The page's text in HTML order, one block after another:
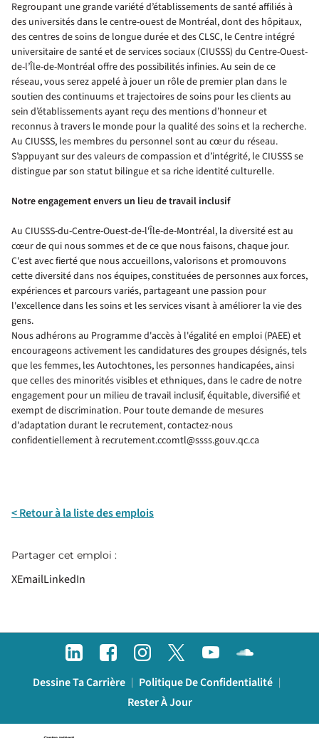
Regroupant une grande variété d’établissements de santé affiliés à
des universités dans le centre-ouest de Montréal, dont des hôpitaux,
des centres de soins de longue durée et des CLSC, le Centre intégré
universitaire de santé et de services sociaux (CIUSSS) du Centre-Ouest-
de-l’Île-de-Montréal offre des possibilités infinies. Au sein de ce
réseau, vous serez appelé à jouer un rôle de premier plan dans le
soutien des continuums et trajectoires de soins pour les clients au
sein d’établissements ayant reçu des mentions d’honneur et
reconnus à travers le monde pour la qualité des soins et la recherche.
Au CIUSSS, les membres du personnel sont au cœur du réseau.
S’appuyant sur des valeurs de compassion et d’intégrité, le CIUSSS se
distingue par son statut bilingue et sa riche identité culturelle.
Notre engagement envers un lieu de travail inclusif
Au CIUSSS-du-Centre-Ouest-de-l'Île-de-Montréal, la diversité est au
cœur de qui nous sommes et de ce que nous faisons, chaque jour.
C'est avec fierté que nous accueillons, valorisons et promouvons
cette diversité dans nos équipes, constituées de personnes aux forces,
expériences et parcours variés, partageant une passion pour
l'excellence dans les soins et les services visant à améliorer la vie des
gens.
Nous adhérons au Programme d'accès à l'égalité en emploi (PAEE) et
encourageons activement les candidatures des groupes désignés, tels
que les femmes, les Autochtones, les personnes handicapées, ainsi
que celles des minorités visibles et ethniques, dans le cadre de notre
engagement pour un milieu de travail inclusif, équitable, diversifié et
exempt de discrimination. Pour toute demande de mesures
d'adaptation durant le recrutement, contactez-nous
confidentiellement à recrutement.ccomtl@ssss.gouv.qc.ca
< Retour à la liste des emplois
Partager cet emploi :
XEmailLinkedIn
Dessine Ta Carrière | Politique De Confidentialité |
Rester À Jour